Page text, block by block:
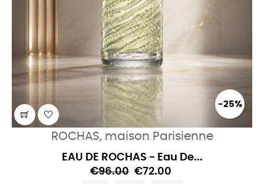
-25%
ROCHAS, maison Parisienne
EAU DE ROCHAS - Eau De...
€96.00 €72.00